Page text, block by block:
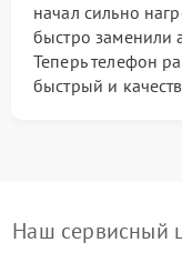
начал сильно
быстро заменили
Теперь телефон
быстрый и
Наш сервисный